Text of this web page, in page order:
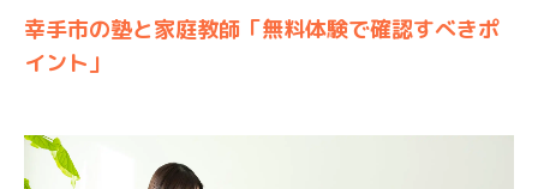
幸手市の塾と家庭教師「無料体験で確認すべきポ
イント」